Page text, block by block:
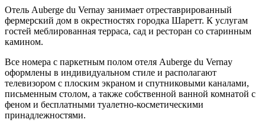
Отель Auberge du Vernay занимает отреставрированный
фермерский дом в окрестностях городка Шаретт. К услугам
гостей меблированная терраса, сад и ресторан со старинным
камином.
Все номера с паркетным полом отеля Auberge du Vernay
оформлены в индивидуальном стиле и располагают
телевизором с плоским экраном и спутниковыми каналами,
письменным столом, а также собственной ванной комнатой с
феном и бесплатными туалетно-косметическими
принадлежностями.